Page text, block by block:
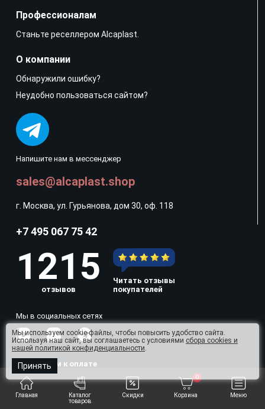
Главная
Каталог
товаров
Скидки Корзина
0
Меню
Напишите нам в мессенджер
sales@alcaplast.shop
г. Москва, ул. Гурьянова, дом 30, оф. 118
Профессионалам
Станьте реселлером Alcaplast.
О компании
Обнаружили ошибку?
Неудобно пользоваться сайтом?
+7 495 067 75 42
1215
отзывов
Читать отзывы
покупателей
Мы в социальных сетях
Принимаем к оплате
Мы используем cookie-файлы, чтобы повысить удобство сайта.
Используя наш сайт, вы соглашаетесь с условиями сбора cookies и
нашей политикой конфиденциальности.
Принять